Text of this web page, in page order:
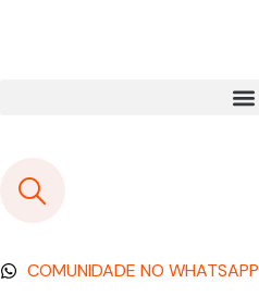
COMUNIDADE NO WHATSAPP